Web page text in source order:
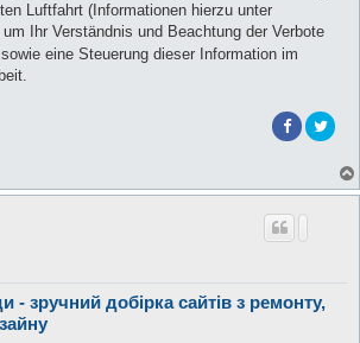
Luftfahrt (Informationen hierzu unter
Ihr Verständnis und Beachtung der Verbote
eine Steuerung dieser Information im
- зручний добірка сайтів з ремонту,